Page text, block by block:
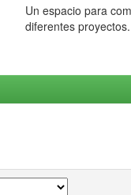
Un espacio para
diferentes proyectos.